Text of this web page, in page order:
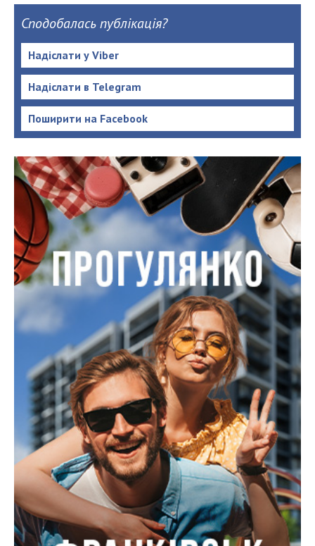
Сподобалась публікація?
Надіслати у Viber
Надіслати в Telegram
Поширити на Facebook